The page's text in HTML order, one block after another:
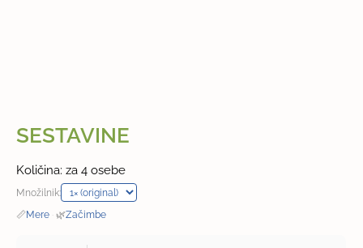
SESTAVINE
Količina: za 4 osebe
Množilnik:
📏Mere · 🌿Začimbe